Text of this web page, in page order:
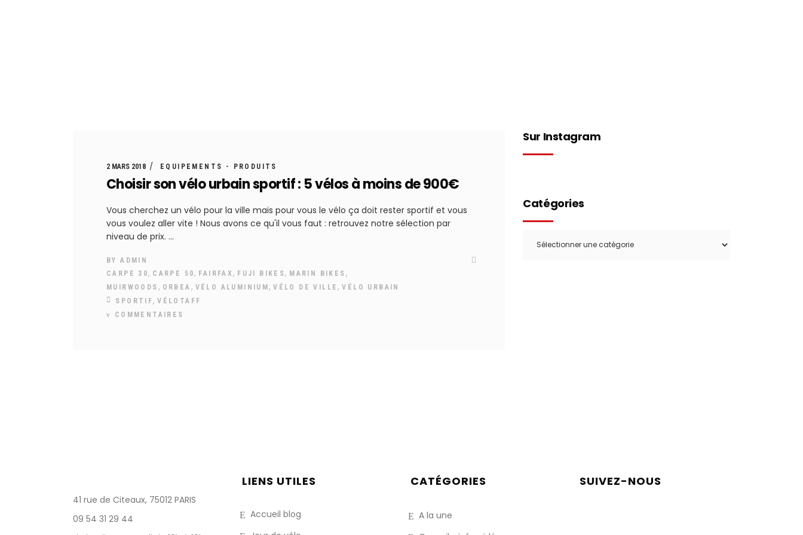
2 MARS 2018 EQUIPEMENTS - PRODUITS
Choisir son vélo urbain sportif : 5 vélos à moins de 900€
Vous cherchez un vélo pour la ville mais pour vous le vélo ça doit rester sportif et vous
vous voulez aller vite ! Nous avons ce qu'il vous faut : retrouvez notre sélection par
niveau de prix.
BYADMIN
CARPE 30, CARPE 50, FAIRFAX, FUJI BIKES, MARIN BIKES ,
MUIRWOODS , ORBEA , VÉLO ALUMINIUM,VÉLO DE VILLE,VÉLO URBAIN
SPORTIF,VÉLOTAFF
COMMENTAIRES
Sur Instagram
Catégories
41 rue de Citeaux, 75012 PARIS
09 54 31 29 44
LIENS UTILES
Accueil blog
CATÉGORIES
A la une
SUIVEZ-NOUS